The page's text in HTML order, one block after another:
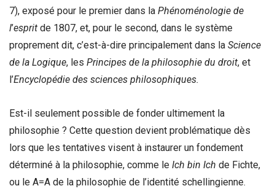
7), exposé pour le premier dans la Phénoménologie de
l’esprit de 1807, et, pour le second, dans le système
proprement dit, c’est-à-dire principalement dans la Science
de la Logique, les Principes de la philosophie du droit, et
l’Encyclopédie des sciences philosophiques.
Est-il seulement possible de fonder ultimement la
philosophie ? Cette question devient problématique dès
lors que les tentatives visent à instaurer un fondement
déterminé à la philosophie, comme le Ich bin Ich de Fichte,
ou le A=A de la philosophie de l’identité schellingienne.